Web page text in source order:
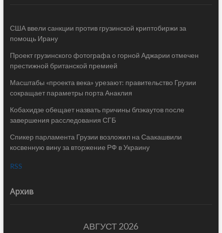
США ввели санкции против грузинской криптобиржи за
помощь Ирану
Проект грузинского фотографа о горной Аджарии отмечен
престижной британской премией
Масштабы «проекта века» урезают: правительство Грузии
сокращает параметры порта Анаклия
Кобахидзе обещает назвать причины блэкаутов после
завершения расследования СГБ
Спикер парламента Грузии возложил на Саакашвили
косвенную вину за вторжение РФ в Украину
RSS
Архив
АВГУСТ 2026